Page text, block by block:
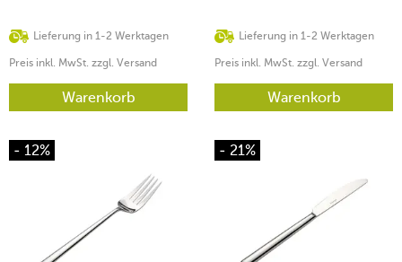
Lieferung in 1-2 Werktagen
Preis inkl. MwSt. zzgl. Versand
Warenkorb
Lieferung in 1-2 Werktagen
Preis inkl. MwSt. zzgl. Versand
Warenkorb
- 12% - 21%